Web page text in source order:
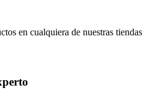
en cualquiera de nuestras